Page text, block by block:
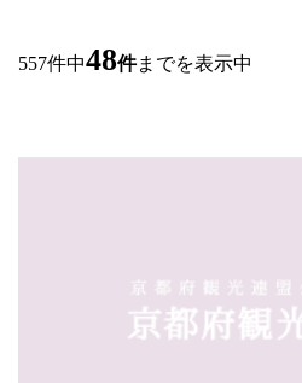
557件中48件までを表示中